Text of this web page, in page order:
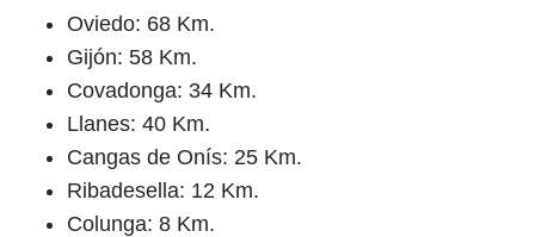
Oviedo: 68 Km.
Gijón: 58 Km.
Covadonga: 34 Km.
Llanes: 40 Km.
Cangas de Onís: 25 Km.
Ribadesella: 12 Km.
Colunga: 8 Km.